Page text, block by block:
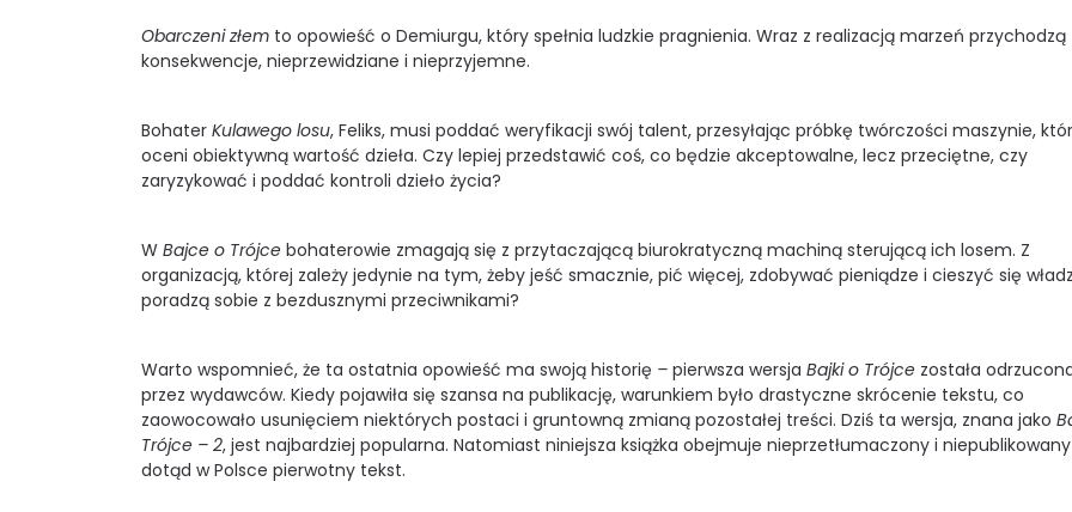
Obarczeni złem to opowieść o Demiurgu, który spełnia ludzkie pragnienia. Wraz z realizacją marzeń przychodzą
konsekwencje, nieprzewidziane i nieprzyjemne.
Bohater Kulawego losu, Feliks, musi poddać weryfikacji swój talent, przesyłając próbkę twórczości maszynie,
oceni obiektywną wartość dzieła. Czy lepiej przedstawić coś, co będzie akceptowalne, lecz przeciętne, czy
zaryzykować i poddać kontroli dzieło życia?
W Bajce o Trójce bohaterowie zmagają się z przytaczającą biurokratyczną machiną sterującą ich losem. Z
organizacją, której zależy jedynie na tym, żeby jeść smacznie, pić więcej, zdobywać pieniądze i cieszyć się
poradzą sobie z bezdusznymi przeciwnikami?
Warto wspomnieć, że ta ostatnia opowieść ma swoją historię – pierwsza wersja Bajki o Trójce została
przez wydawców. Kiedy pojawiła się szansa na publikację, warunkiem było drastyczne skrócenie tekstu, co
zaowocowało usunięciem niektórych postaci i gruntowną zmianą pozostałej treści. Dziś ta wersja, znana jako
Trójce – 2, jest najbardziej popularna. Natomiast niniejsza książka obejmuje nieprzetłumaczony i niepublikowany
dotąd w Polsce pierwotny tekst.